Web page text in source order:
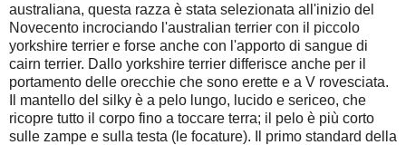
australiana, questa razza è stata selezionata all'inizio del
Novecento incrociando l'australian terrier con il piccolo
yorkshire terrier e forse anche con l'apporto di sangue di
cairn terrier. Dallo yorkshire terrier differisce anche per il
portamento delle orecchie che sono erette e a V rovesciata.
Il mantello del silky è a pelo lungo, lucido e sericeo, che
ricopre tutto il corpo fino a toccare terra; il pelo è più corto
sulle zampe e sulla testa (le focature). Il primo standard della